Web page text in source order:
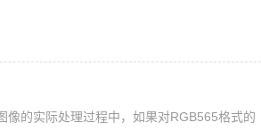
的实际处理过程中，如果对RGB565格式的